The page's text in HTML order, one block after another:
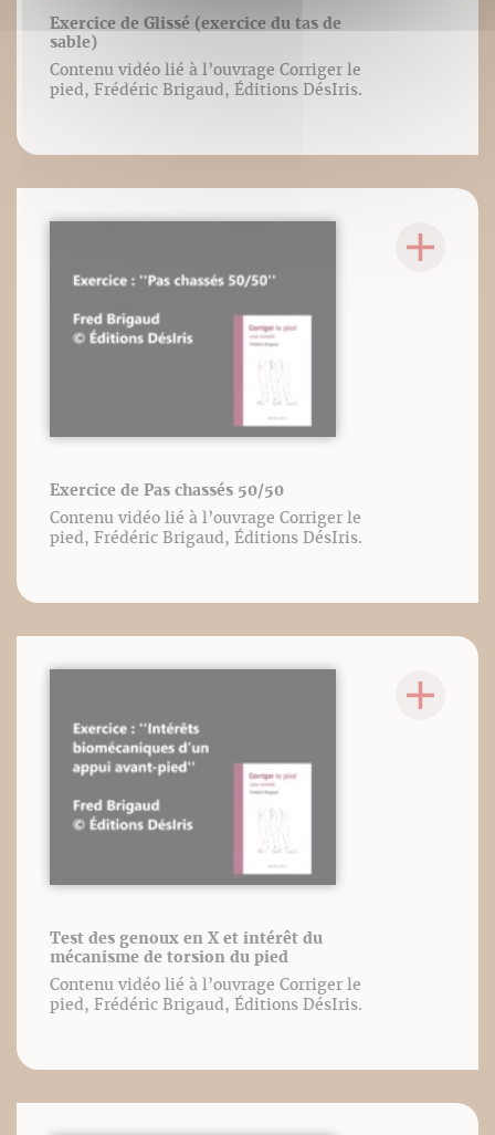
Exercice de Glissé (exercice du tas de
sable)
Contenu vidéo lié à l’ouvrage Corriger le
pied, Frédéric Brigaud, Éditions DésIris.
Exercice de Pas chassés 50/50
Contenu vidéo lié à l’ouvrage Corriger le
pied, Frédéric Brigaud, Éditions DésIris.
Test des genoux en X et intérêt du
mécanisme de torsion du pied
Contenu vidéo lié à l’ouvrage Corriger le
pied, Frédéric Brigaud, Éditions DésIris.